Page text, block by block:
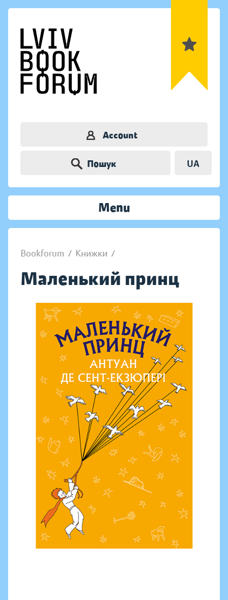
Account
Пошук UA
Menu
Bookforum / Книжки /
Маленький принц